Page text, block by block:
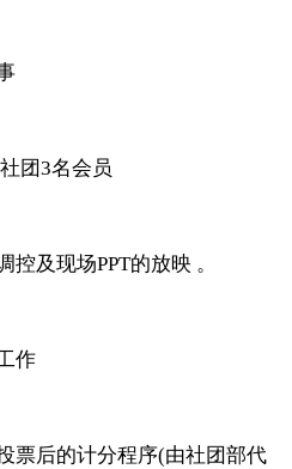
团3名会员
及现场PPT的放映 。
作
票后的计分程序(由社团部代